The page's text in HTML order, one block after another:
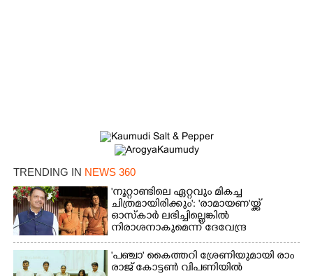
TRENDING IN NEWS 360
'നൂറ്റാണ്ടിലെ ഏറ്റവും മികച്ച
ചിത്രമായിരിക്കും': 'രാമായണ'യ്ക്ക്
ഓസ്കാ‌ർ ലഭിച്ചില്ലെങ്കിൽ
നിരാശനാകുമെന്ന് ദേവേന്ദ്ര
ഫഡ്നാവിസ്
'​പ​ഞ്ചാ​'​ ​കൈ​ത്ത​റി​ ​ശ്രേ​ണി​യു​മാ​യി​ ​രാം​
രാ​ജ് ​കോ​ട്ടൺ വിപണിയിൽ